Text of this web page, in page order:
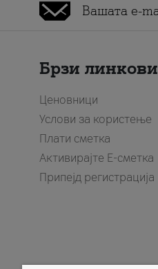
Брзи линкови
Ценовници
Услови за користење
Плати сметка
Активирајте Е-сметка
Припејд регистрација